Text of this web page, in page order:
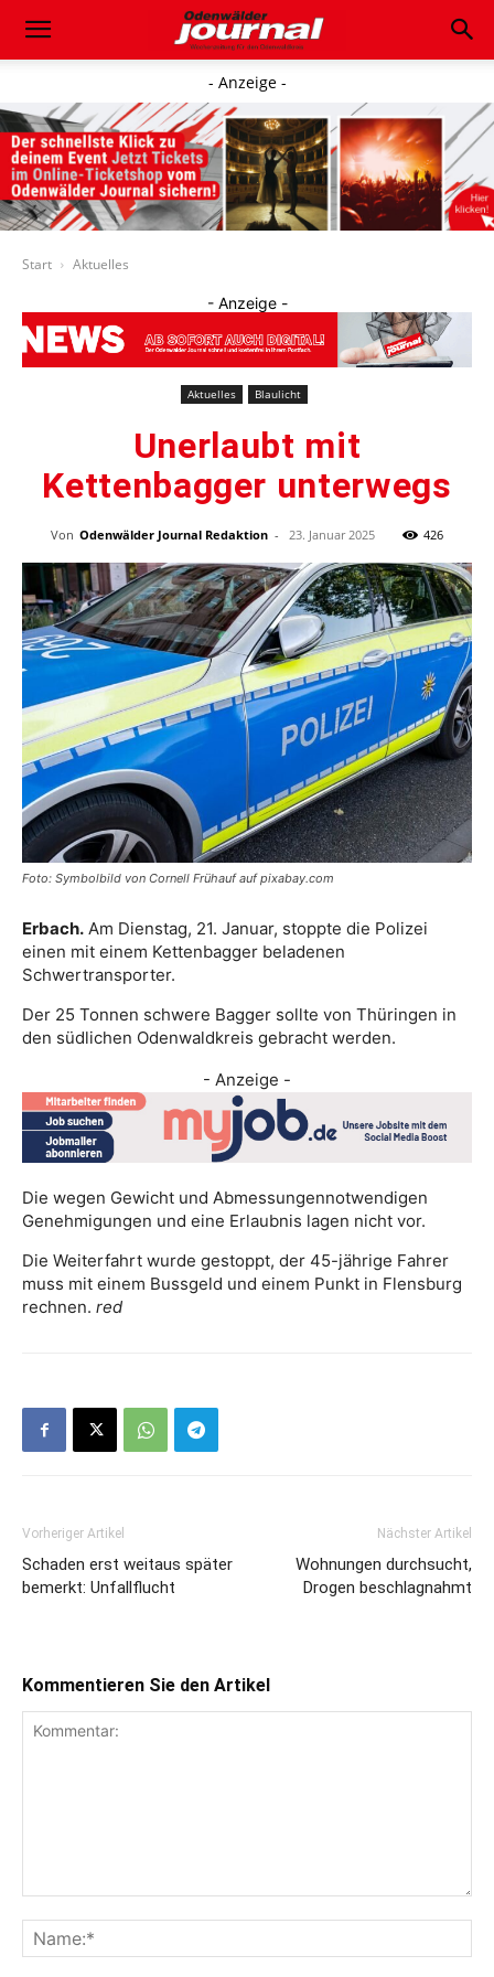
- Anzeige -
Start Aktuelles
- Anzeige -
Aktuelles Blaulicht
Unerlaubt mit
Kettenbagger unterwegs
Von Odenwälder Journal Redaktion - 23. Januar 2025 426
Foto: Symbolbild von Cornell Frühauf auf pixabay.com
Erbach. Am Dienstag, 21. Januar, stoppte die Polizei
einen mit einem Kettenbagger beladenen
Schwertransporter.
Der 25 Tonnen schwere Bagger sollte von Thüringen in
den südlichen Odenwaldkreis gebracht werden.
- Anzeige -
Die wegen Gewicht und Abmessungennotwendigen
Genehmigungen und eine Erlaubnis lagen nicht vor.
Die Weiterfahrt wurde gestoppt, der 45-jährige Fahrer
muss mit einem Bussgeld und einem Punkt in Flensburg
rechnen. red
Vorheriger Artikel
Schaden erst weitaus später
bemerkt: Unfallflucht
Nächster Artikel
Wohnungen durchsucht,
Drogen beschlagnahmt
Kommentieren Sie den Artikel